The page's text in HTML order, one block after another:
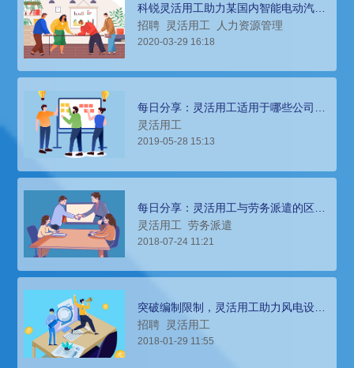
科锐灵活用工助力某国内智能电动汽车
品牌有效提升人员弹性、控制成本
招聘 灵活用工 人力资源管理
2020-03-29 16:18
每日分享：灵活用工适用于哪些公司？
哪些岗位？
灵活用工
2019-05-28 15:13
每日分享：灵活用工与劳务派遣的区别
与联系
灵活用工 劳务派遣
2018-07-24 11:21
突破编制限制，灵活用工助力风电设备
商办公室外包员工招聘管理
招聘 灵活用工
2018-01-29 11:55